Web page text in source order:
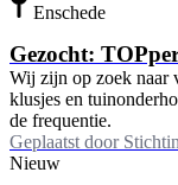
Enschede
Gezocht:
Wij zijn op zoek naar
klusjes en
de frequentie.
Geplaatst door
Nieuw